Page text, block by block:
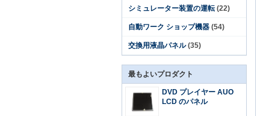
シミュレーター装置の運転 (22)
自動ワーク ショップ機器 (54)
交換用液晶パネル (35)
最もよいプロダクト
DVD プレイヤー AUO
LCD のパネル